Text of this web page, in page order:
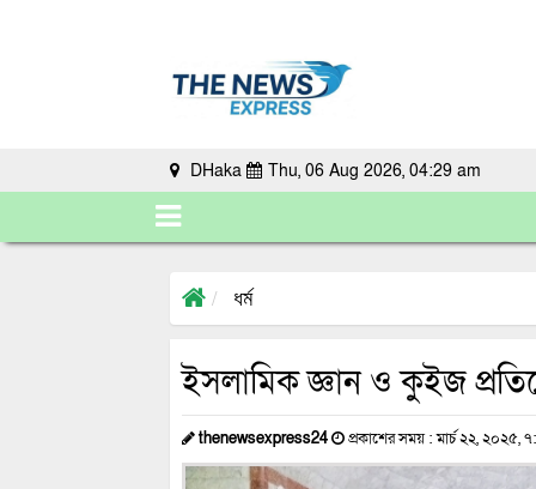
DHaka Thu, 06 Aug 2026, 04:29 am
ধর্ম
ইসলামিক জ্ঞান ও কুইজ
thenewsexpress24 প্রকাশের সময় : মার্চ ২২, ২০২৫,